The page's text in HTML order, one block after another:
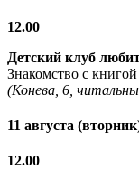
12.00
Детский клуб
Знакомство с книгой
(Конева, 6,
11 августа
12.00